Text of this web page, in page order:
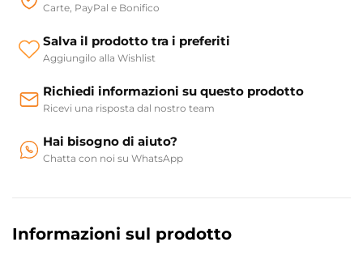
Carte, PayPal e Bonifico
Salva il prodotto tra i preferiti
Aggiungilo alla Wishlist
Richiedi informazioni su questo prodotto
Ricevi una risposta dal nostro team
Hai bisogno di aiuto?
Chatta con noi su WhatsApp
Informazioni sul prodotto